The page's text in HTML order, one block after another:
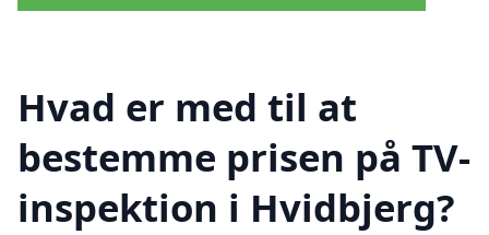
Hvad er med til at
bestemme prisen på TV-
inspektion i Hvidbjerg?